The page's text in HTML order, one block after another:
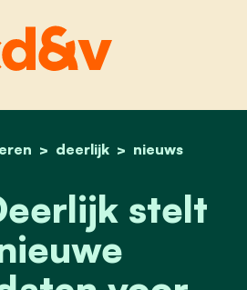
home
deerlijk nieuws
cd&v deerlijk stelt 7
stelt